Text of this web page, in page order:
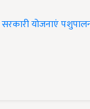
सरकारी योजनाएं